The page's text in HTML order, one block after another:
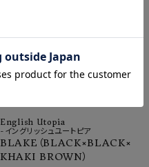
English Utopia
-イングリッシュユートピア
BLAKE（BLACK×BLACK×
KHAKI BROWN）